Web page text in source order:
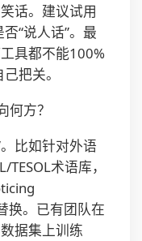
话。建议试用
“说人话”。最
具都不能100%
把关。
何方？
比如针对外语
术语库，
换。已有团队在
据集上训练